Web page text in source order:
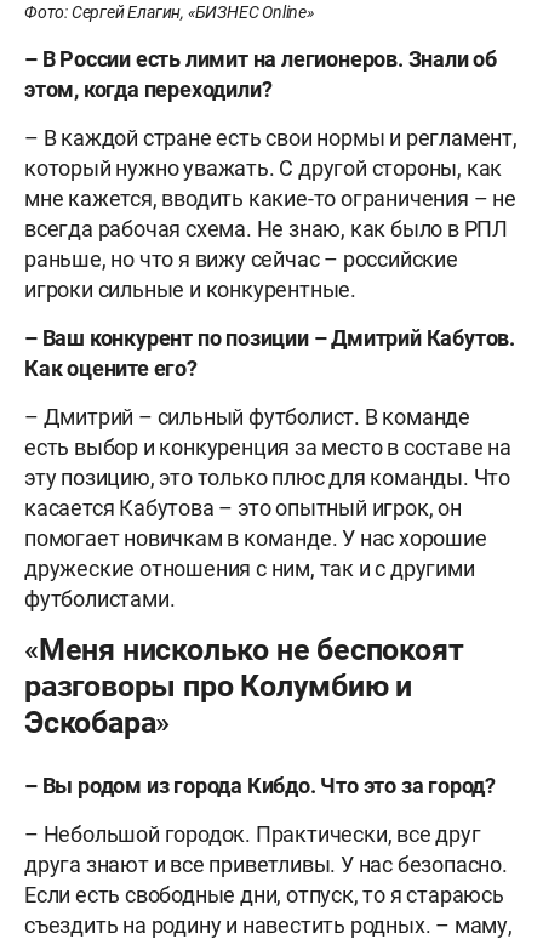
Фото: Сергей Елагин, «БИЗНЕС Online»
– В России есть лимит на легионеров. Знали об
этом, когда переходили?
– В каждой стране есть свои нормы и регламент,
который нужно уважать. С другой стороны, как
мне кажется, вводить какие-то ограничения – не
всегда рабочая схема. Не знаю, как было в РПЛ
раньше, но что я вижу сейчас – российские
игроки сильные и конкурентные.
– Ваш конкурент по позиции – Дмитрий Кабутов.
Как оцените его?
– Дмитрий – сильный футболист. В команде
есть выбор и конкуренция за место в составе на
эту позицию, это только плюс для команды. Что
касается Кабутова – это опытный игрок, он
помогает новичкам в команде. У нас хорошие
дружеские отношения с ним, так и с другими
футболистами.
«Меня нисколько не беспокоят
разговоры про Колумбию и
Эскобара»
– Вы родом из города Кибдо. Что это за город?
– Небольшой городок. Практически, все друг
друга знают и все приветливы. У нас безопасно.
Если есть свободные дни, отпуск, то я стараюсь
съездить на родину и навестить родных. – маму,